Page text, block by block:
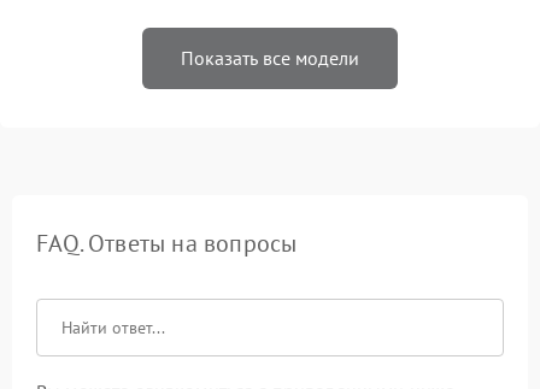
Показать все модели
FAQ. Ответы на вопросы